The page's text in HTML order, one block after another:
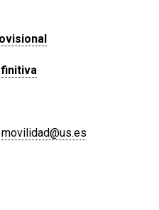
movilidad@us.es